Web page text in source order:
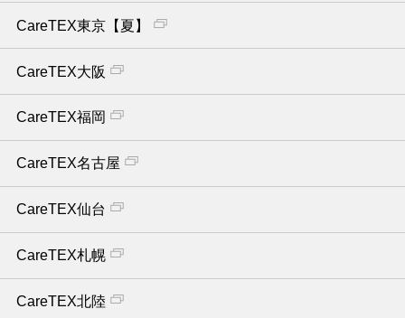
CareTEX東京【夏】
CareTEX大阪
CareTEX福岡
CareTEX名古屋
CareTEX仙台
CareTEX札幌
CareTEX北陸